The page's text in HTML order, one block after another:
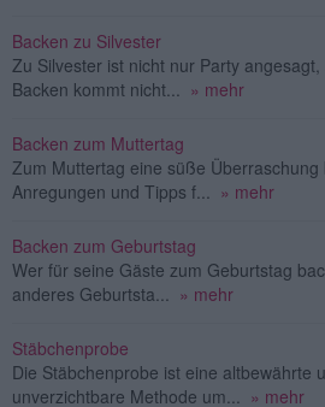
Backen zu Silvester
Zu Silvester ist nicht nur Party
Backen kommt nicht...
» mehr
Backen zum Muttertag
Zum Muttertag eine süße Überraschung
Anregungen und Tipps f...
» mehr
Backen zum Geburtstag
Wer für seine Gäste zum Geburtstag
anderes Geburtsta...
» mehr
Stäbchenprobe
Die Stäbchenprobe ist eine altbewährte
unverzichtbare Methode um...
» mehr